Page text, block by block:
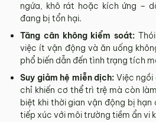
ngứa, khô rát hoặc kích ứng –
đang bị tổn hại.
Tăng cân không kiểm soát:
việc ít vận động và ăn uống
phổ biến dẫn đến tình trạng tích
Suy giảm hệ miễn dịch: Việc ngồi
chỉ khiến cơ thể trì trệ mà còn
biệt khi thời gian vận động bị
tiếp xúc với môi trường tiềm ẩn vi